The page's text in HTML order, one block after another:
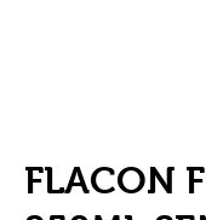
FLACON